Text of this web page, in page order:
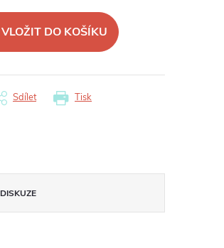
VLOŽIT DO KOŠÍKU
Tisk
Sdílet
DISKUZE